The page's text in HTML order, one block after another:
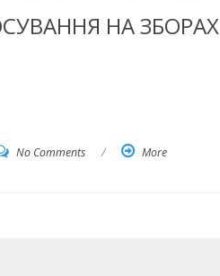
НА ЗБОРАХ
No Comments / More